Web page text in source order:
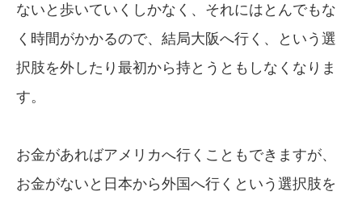
ないと歩いていくしかなく、それにはとんでもな
く時間がかかるので、結局大阪へ行く、という選
択肢を外したり最初から持とうともしなくなりま
す。
お金があればアメリカへ行くこともできますが、
お金がないと日本から外国へ行くという選択肢を